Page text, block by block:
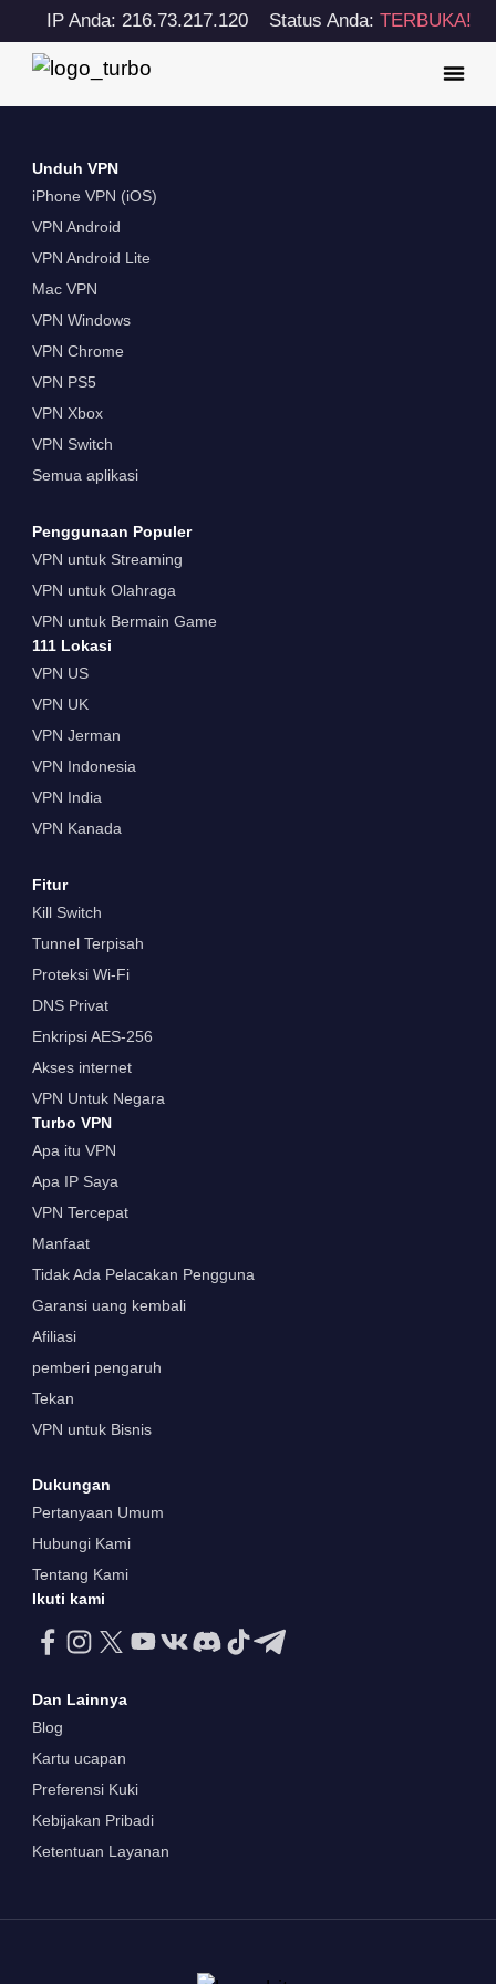
IP Anda: 216.73.217.120 Status Anda: TERBUKA!
Unduh VPN
iPhone VPN (iOS)
VPN Android
VPN Android Lite
Mac VPN
VPN Windows
VPN Chrome
VPN PS5
VPN Xbox
VPN Switch
Semua aplikasi
Penggunaan Populer
VPN untuk Streaming
VPN untuk Olahraga
VPN untuk Bermain Game
111 Lokasi
VPN US
VPN UK
VPN Jerman
VPN Indonesia
VPN India
VPN Kanada
Fitur
Kill Switch
Tunnel Terpisah
Proteksi Wi-Fi
DNS Privat
Enkripsi AES-256
Akses internet
VPN Untuk Negara
Turbo VPN
Apa itu VPN
Apa IP Saya
VPN Tercepat
Manfaat
Tidak Ada Pelacakan Pengguna
Garansi uang kembali
Afiliasi
pemberi pengaruh
Tekan
VPN untuk Bisnis
Dukungan
Pertanyaan Umum
Hubungi Kami
Tentang Kami
Ikuti kami
Dan Lainnya
Blog
Kartu ucapan
Preferensi Kuki
Kebijakan Pribadi
Ketentuan Layanan